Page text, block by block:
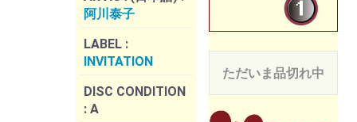
阿川泰子
LABEL :
INVITATION
DISC CONDITION
: A
ただいま品切れ中